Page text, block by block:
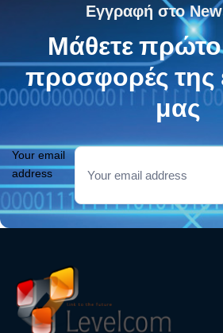
Εγγραφή στο
Μάθετε
προσφορές της
μας
Your email
address